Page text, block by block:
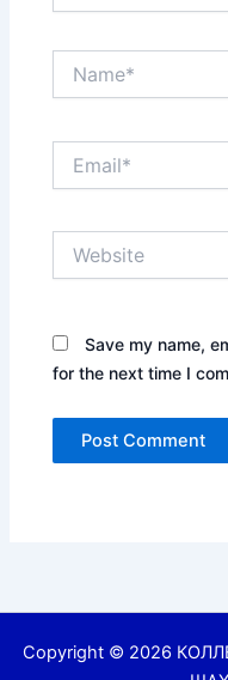
Save my name,
for the next time I
Copyright © 2026